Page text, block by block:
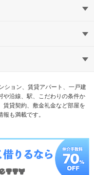
の条件から探す
キングから探す
マンション
一戸建て
て！住まいの先生
ション、賃貸アパート、一戸建
や沿線、駅、こだわりの条件か
賃貸契約、敷金礼金など部屋を
も満載です。